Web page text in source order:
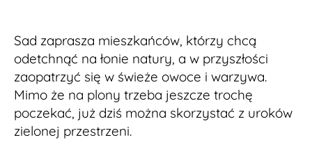
Sad zaprasza mieszkańców, którzy chcą
odetchnąć na łonie natury, a w przyszłości
zaopatrzyć się w świeże owoce i warzywa.
Mimo że na plony trzeba jeszcze trochę
poczekać, już dziś można skorzystać z uroków
zielonej przestrzeni.